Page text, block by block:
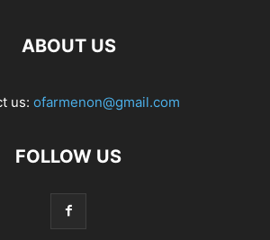
ABOUT US
us: ofarmenon@gmail.com
FOLLOW US